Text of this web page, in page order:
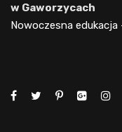
w Gaworzycach
Nowoczesna